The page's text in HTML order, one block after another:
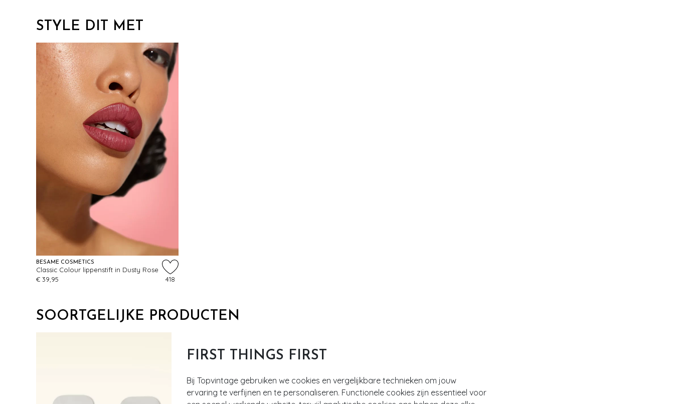
FIRST THINGS FIRST
Bij Topvintage gebruiken we cookies en vergelijkbare technieken om jouw
ervaring te verfijnen en te personaliseren. Functionele cookies zijn essentieel voor
STYLE DIT MET
BÉSAME COSMETICS
Classic Colour lippenstift in Dusty Rose
€ 39,95
418
SOORTGELIJKE PRODUCTEN